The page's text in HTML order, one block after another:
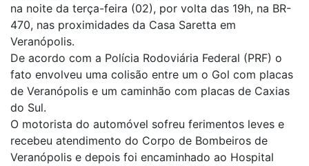
na noite da terça-feira (02), por volta das 19h, na BR-
470, nas proximidades da Casa Saretta em
Veranópolis.
De acordo com a Polícia Rodoviária Federal (PRF) o
fato envolveu uma colisão entre um o Gol com placas
de Veranópolis e um caminhão com placas de Caxias
do Sul.
O motorista do automóvel sofreu ferimentos leves e
recebeu atendimento do Corpo de Bombeiros de
Veranópolis e depois foi encaminhado ao Hospital